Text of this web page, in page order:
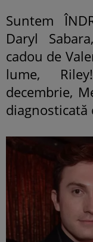
Suntem
Daryl
cadou de
lume,
decembrie,
diagnosticată